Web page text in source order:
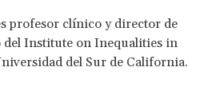
profesor clínico y director de
Institute on Inequalities in
del Sur de California.